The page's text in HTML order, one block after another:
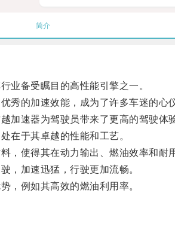
简介
备受瞩目的高性能引擎之一。
的加速效能，成为了许多车迷的心仪
速器为驾驶员带来了更高的驾驶体
于其卓越的性能和工艺。
使得其在动力输出、燃油效率和耐
加速迅猛，行驶更加流畅。
例如其高效的燃油利用率。